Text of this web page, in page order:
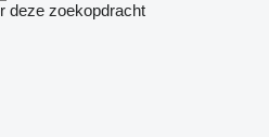
deze zoekopdracht